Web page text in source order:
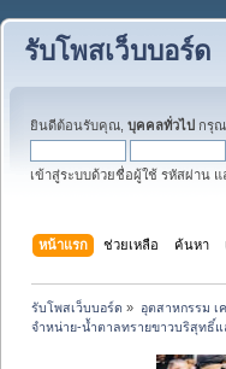
รับโพสเว็บบอร์ด
ยินดีต้อนรับคุณ, บุคคลทั่วไป กรุ
เข้าสู่ระบบด้วยชื่อผู้ใช้ รหัสผ่าน แ
หน้าแรก ช่วยเหลือ ค้นหา
รับโพสเว็บบอร์ด » อุตสาหกรรม เ
จำหน่าย-น้ำตาลทรายขาวบริสุทธิ์แ